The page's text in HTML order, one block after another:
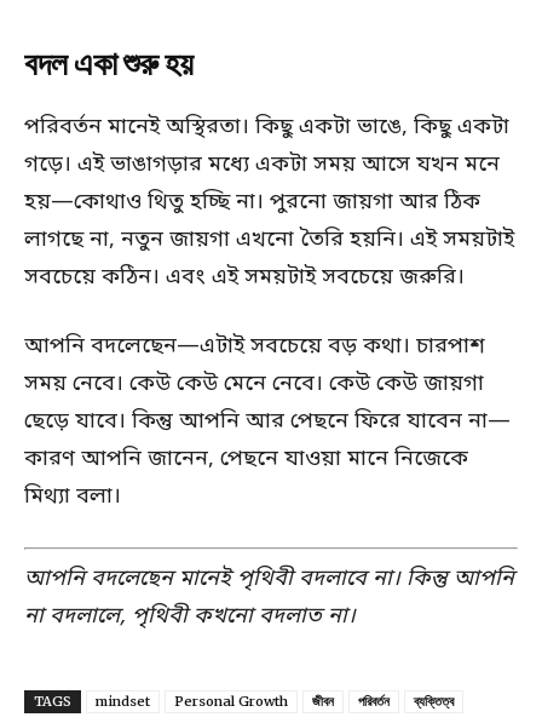
বদল একা শুরু হয়
পরিবর্তন মানেই অস্থিরতা। কিছু একটা ভাঙে, কিছু একটা
গড়ে। এই ভাঙাগড়ার মধ্যে একটা সময় আসে যখন মনে
হয়—কোথাও থিতু হচ্ছি না। পুরনো জায়গা আর ঠিক
লাগছে না, নতুন জায়গা এখনো তৈরি হয়নি। এই সময়টাই
সবচেয়ে কঠিন। এবং এই সময়টাই সবচেয়ে জরুরি।
আপনি বদলেছেন—এটাই সবচেয়ে বড় কথা। চারপাশ
সময় নেবে। কেউ কেউ মেনে নেবে। কেউ কেউ জায়গা
ছেড়ে যাবে। কিন্তু আপনি আর পেছনে ফিরে যাবেন না—
কারণ আপনি জানেন, পেছনে যাওয়া মানে নিজেকে
মিথ্যা বলা।
আপনি বদলেছেন মানেই পৃথিবী বদলাবে না। কিন্তু আপনি
না বদলালে, পৃথিবী কখনো বদলাত না।
TAGS mindset Personal Growth জীবন পরিবর্তন ব্যক্তিত্ব